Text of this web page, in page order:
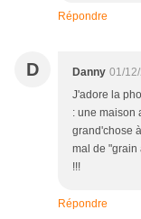
Répondre
D Danny 01/
J'adore la
: une maison
grand'chose
mal de "grain
!!!
Répondre